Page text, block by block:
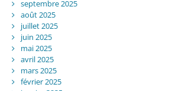
septembre 2025
août 2025
juillet 2025
juin 2025
mai 2025
avril 2025
mars 2025
février 2025